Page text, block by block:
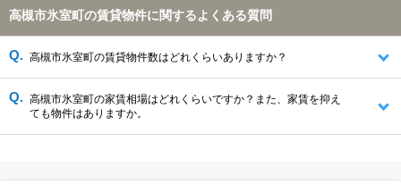
高槻市氷室町の賃貸物件に関するよくある質問
高槻市氷室町の賃貸物件数はどれくらいありますか？
高槻市氷室町の家賃相場はどれくらいですか？また、家賃を抑え
ても物件はありますか。